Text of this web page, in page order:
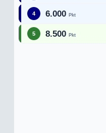
4 6.000 Pkt
5 8.500 Pkt